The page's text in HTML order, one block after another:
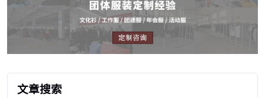
文章搜索